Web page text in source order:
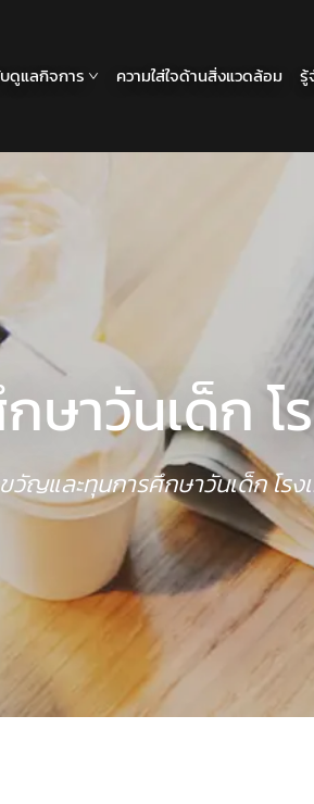
ดูแลกิจการ ความใส่ใจด้านสิ่งแวดล้อม รู้
วันเด็ก โร
ญและทุนการศึกษาวันเด็ก โรงเ